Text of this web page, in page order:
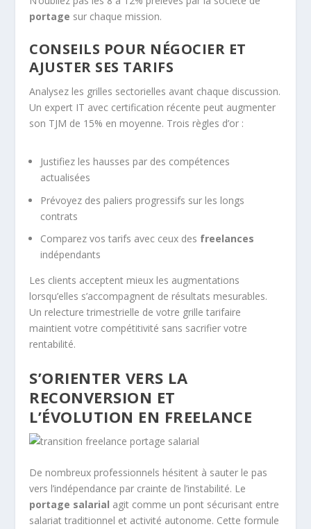
portage sur chaque mission.
CONSEILS POUR NÉGOCIER ET
AJUSTER SES TARIFS
Analysez les grilles sectorielles avant chaque discussion.
Un expert IT avec certification récente peut augmenter
son TJM de 15% en moyenne. Trois règles d’or :
Justifiez les hausses par des compétences
actualisées
Prévoyez des paliers progressifs sur les longs
contrats
Comparez vos tarifs avec ceux des freelances
indépendants
Les clients acceptent mieux les augmentations
lorsqu’elles s’accompagnent de résultats mesurables.
Un relecture trimestrielle de votre grille tarifaire
maintient votre compétitivité sans sacrifier votre
rentabilité.
S’ORIENTER VERS LA
RECONVERSION ET
L’ÉVOLUTION EN FREELANCE
De nombreux professionnels hésitent à sauter le pas
vers l’indépendance par crainte de l’instabilité. Le
portage salarial agit comme un pont sécurisant entre
salariat traditionnel et activité autonome. Cette formule